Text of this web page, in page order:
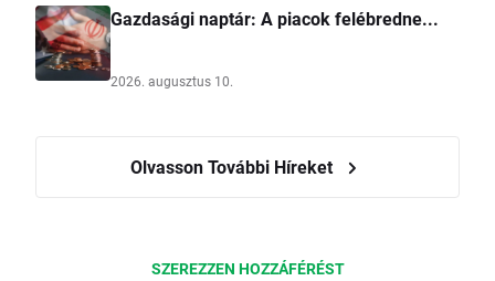
Gazdasági naptár: A piacok felébredne...
2026. augusztus 10.
Olvasson További Híreket
SZEREZZEN HOZZÁFÉRÉST